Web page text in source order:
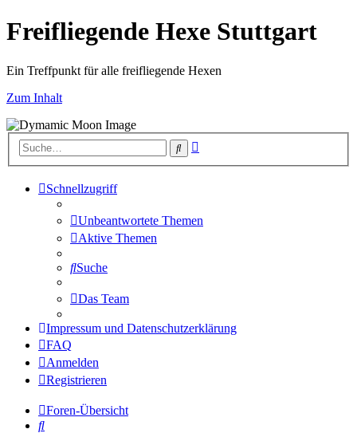
Freifliegende Hexe Stuttgart
Ein Treffpunkt für alle freifliegende Hexen
Zum Inhalt
Suche
Schnellzugriff
Unbeantwortete Themen
Aktive Themen
Suche
Das Team
Impressum und Datenschutzerklärung
FAQ
Anmelden
Registrieren
Foren-Übersicht
Suche